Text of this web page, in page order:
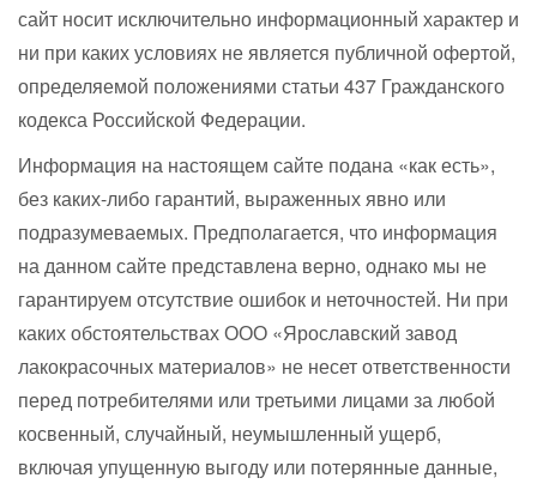
сайт носит исключительно информационный характер и
ни при каких условиях не является публичной офертой,
определяемой положениями статьи 437 Гражданского
кодекса Российской Федерации.
Информация на настоящем сайте подана «как есть»,
без каких-либо гарантий, выраженных явно или
подразумеваемых. Предполагается, что информация
на данном сайте представлена верно, однако мы не
гарантируем отсутствие ошибок и неточностей. Ни при
каких обстоятельствах ООО «Ярославский завод
лакокрасочных материалов» не несет ответственности
перед потребителями или третьими лицами за любой
косвенный, случайный, неумышленный ущерб,
включая упущенную выгоду или потерянные данные,